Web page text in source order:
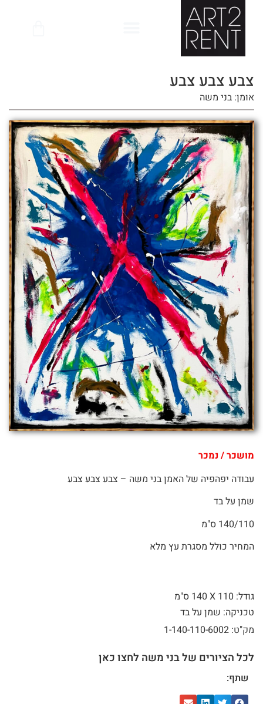
צבע צבע צבע
אומן: בני משה
מושכר / נמכר
עבודה יפהפיה של האמן בני משה – צבע צבע צבע
שמן על בד
140/110 ס"מ
המחיר כולל מסגרת עץ מלא
גודל: 110 X
140 ס"מ
טכניקה: שמן על בד
מק"ט: 1-140-110-6002
לכל הציורים של בני משה לחצו כאן
שתף: